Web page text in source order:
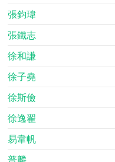
張鈞瑋
張鐵志
徐和謙
徐子堯
徐斯儉
徐逸翟
易韋帆
普麟